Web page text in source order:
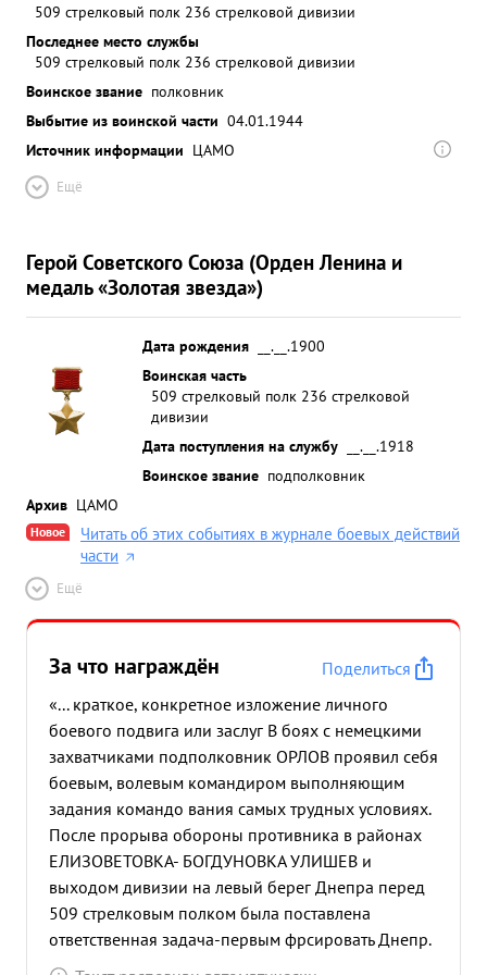
509 стрелковый полк 236 стрелковой дивизии
Последнее место службы
509 стрелковый полк 236 стрелковой дивизии
Воинское звание полковник
Выбытие из воинской части 04.01.1944
Источник информации ЦАМО
Ещё
Герой Советского Союза (Орден Ленина и
медаль «Золотая звезда»)
Дата рождения
__.__.1900
Воинская часть
509 стрелковый полк 236 стрелковой
дивизии
Дата поступления на службу
__.__.1918
Воинское звание подполковник
Архив ЦАМО
Новое
Читать об этих событиях в журнале боевых действий
части
Ещё
За что награждён
Поделиться
«... краткое, конкретное изложение личного
боевого подвига или заслуг В боях с немецкими
захватчиками подполковник ОРЛОВ проявил себя
боевым, волевым командиром выполняющим
задания командо вания самых трудных условиях.
После прорыва обороны противника в районах
ЕЛИЗОВЕТОВКА- БОГДУНОВКА УЛИШЕВ и
выходом дивизии на левый берег Днепра перед
509 стрелковым полком была поставлена
ответственная задача-первым фрсировать Днепр.
сбить и уничтожить береговое охранение и